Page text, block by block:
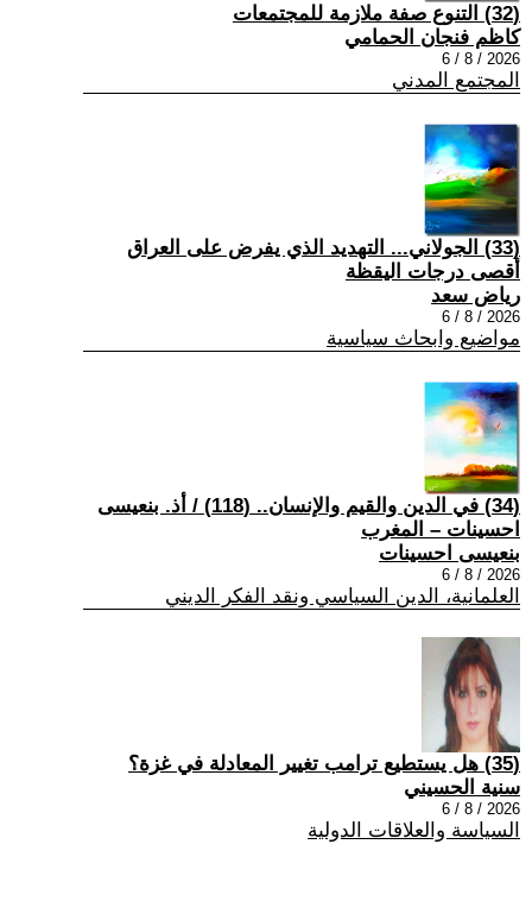
(32) التنوع صفة ملازمة للمجتمعات
كاظم فنجان الحمامي
2026 / 8 / 6
المجتمع المدني
(33) الجولاني... التهديد الذي يفرض على العراق
أقصى درجات اليقظة
رياض سعد
2026 / 8 / 6
مواضيع وابحاث سياسية
(34) في الدين والقيم والإنسان.. (118) / أذ. بنعيسى
احسينات – المغرب
بنعيسى احسينات
2026 / 8 / 6
العلمانية، الدين السياسي ونقد الفكر الديني
(35) هل يستطيع ترامب تغيير المعادلة في غزة؟
سنية الحسيني
2026 / 8 / 6
السياسة والعلاقات الدولية